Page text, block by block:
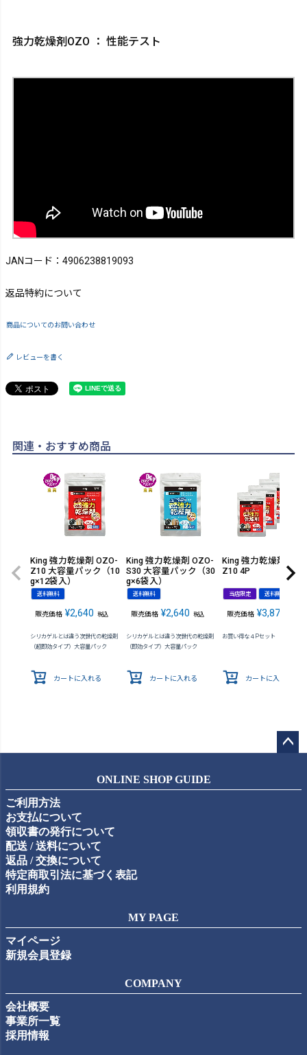
強力乾燥剤OZO ： 性能テスト
JANコード：4906238819093
返品特約について
商品についてのお問い合わせ
レビューを書く
関連・おすすめ商品
King 強力乾燥剤 OZO-
Z10 大容量パック（10
g×12袋入）
送料無料
販売価格 ¥2,640 税込
シリカゲルとは違う次世代の乾燥剤
（超即効タイプ）大容量パック
カートに入れる
King 強力乾燥剤 OZO-
S30 大容量パック（30
g×6袋入）
送料無料
販売価格 ¥2,640 税込
シリカゲルとは違う次世代の乾燥剤
（即効タイプ）大容量パック
カートに入れる
King 強力乾燥剤
Z10 4P
当店限定 送料無料
販売価格 ¥3,872
お買い得な４Pセット
カートに入れる
ップ
ONLINE SHOP GUIDE
ご利用方法
お支払について
領収書の発行について
配送 / 送料について
返品 / 交換について
特定商取引法に基づく表記
利用規約
MY PAGE
マイページ
新規会員登録
COMPANY
会社概要
事業所一覧
採用情報